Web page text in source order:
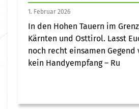
1. Februar 2026
In den Hohen Tauern im
Kärnten und Osttirol. Lasst
noch recht einsamen
kein Handyempfang – Ru